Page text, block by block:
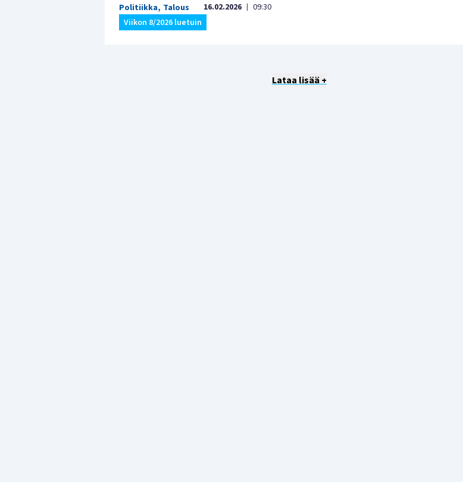
Politiikka, Talous 16.02.2026 | 09:30
Viikon 8/2026 luetuin
Lataa lisää +